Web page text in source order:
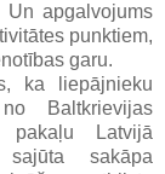
apgalvojums
punktiem,
garu.
ka liepājnieku
Baltkrievijas
Latvijā
sajūta sakāpa